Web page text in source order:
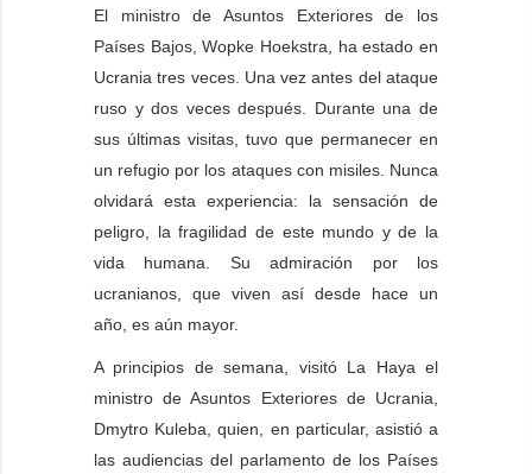
El ministro de Asuntos Exteriores de los
Países Bajos, Wopke Hoekstra, ha estado en
Ucrania tres veces. Una vez antes del ataque
ruso y dos veces después. Durante una de
sus últimas visitas, tuvo que permanecer en
un refugio por los ataques con misiles. Nunca
olvidará esta experiencia: la sensación de
peligro, la fragilidad de este mundo y de la
vida humana. Su admiración por los
ucranianos, que viven así desde hace un
año, es aún mayor.
A principios de semana, visitó La Haya el
ministro de Asuntos Exteriores de Ucrania,
Dmytro Kuleba, quien, en particular, asistió a
las audiencias del parlamento de los Países